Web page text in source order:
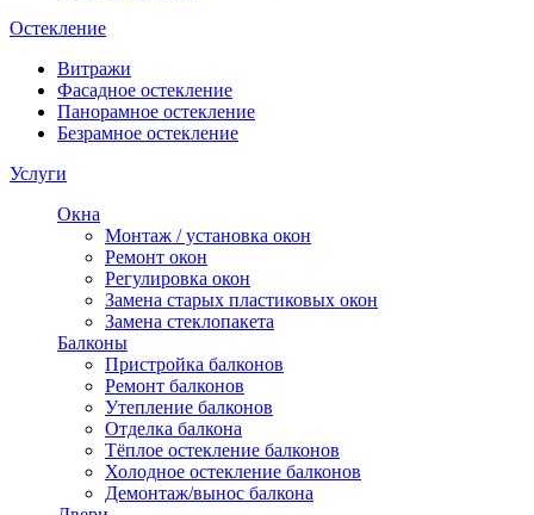
Остекление
Витражи
Фасадное остекление
Панорамное остекление
Безрамное остекление
Услуги
Окна
Монтаж / установка окон
Ремонт окон
Регулировка окон
Замена старых пластиковых окон
Замена стеклопакета
Балконы
Пристройка балконов
Ремонт балконов
Утепление балконов
Отделка балкона
Тёплое остекление балконов
Холодное остекление балконов
Демонтаж/вынос балкона